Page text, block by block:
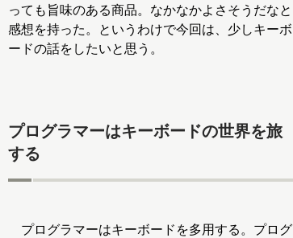
っても旨味のある商品。なかなかよさそうだなと
感想を持った。というわけで今回は、少しキーボ
ードの話をしたいと思う。
プログラマーはキーボードの世界を旅
する
プログラマーはキーボードを多用する。プログ